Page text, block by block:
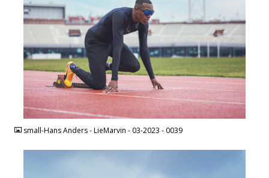
JPEG
small-Hans Anders - LieMarvin - 03-2023 - 0039